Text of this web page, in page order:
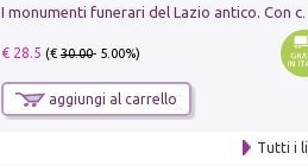
I monumenti funerari del Lazio antico. Con cartella con tavole
€ 28.5 (€30.00- 5.00%)
aggiungi al carrello
Tutti i